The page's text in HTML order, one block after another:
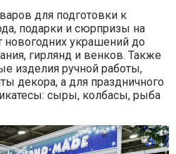
для подготовки к
подарки и сюрпризы на
украшений до
гирлянд и венков. Также
изделия ручной работы,
декора, а для праздничного
сыры, колбасы, рыба